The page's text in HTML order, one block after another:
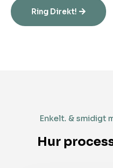
Ring Direkt!
Enkelt. & smidigt
Hur